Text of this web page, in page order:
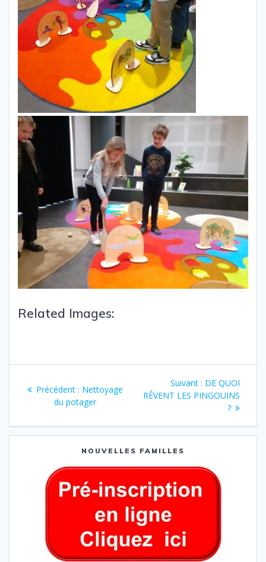
Related Images:
Précédent : Nettoyage
du potager
Suivant : DE QUOI
RÊVENT LES PINGOUINS
?
NOUVELLES FAMILLES